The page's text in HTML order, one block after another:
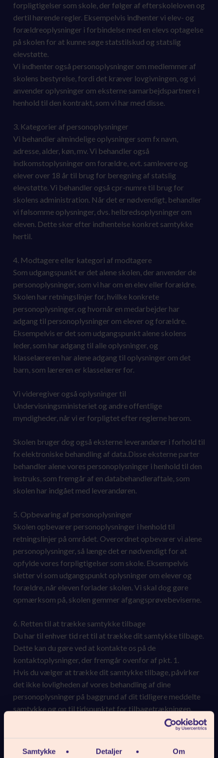
Samtykke Detaljer Om
forpligtigelser som skole, der følger af efterskoleloven og
dertil hørende regler. Eksempelvis indhenter vi elev- og
forældreoplysninger i forbindelse med en elevs optagelse
på skolen for at kunne søge statstilskud og statslig
elevstøtte.
Vi indhenter også personoplysninger om medlemmer af
skolens bestyrelse, fordi det kræver lovgivningen, og vi
anvender oplysninger om eksterne samarbejdspartnere i
henhold til den kontrakt, som vi har med disse.
3. Kategorier af personoplysninger
Vi behandler almindelige oplysninger som fx navn,
adresse, alder, køn, mv. Vi behandler også
indkomstoplysninger om forældre, evt. samlevere og
elever over 18 år til brug for beregning af statslig
elevstøtte. Vi behandler også cpr-numre til brug for
skolens administration. Når det er nødvendigt, behandler
vi følsomme oplysninger, dvs. helbredsoplysninger om
eleven. Dette sker efter indhentelse konkret samtykke
hertil.
4. Modtagere eller kategori af modtagere
Som udgangspunkt er det alene skolen, der anvender de
personoplysninger, som vi har om en elev eller forældre.
Skolen har retningslinjer for, hvilke konkrete
personoplysninger, og hvornår en medarbejder har
adgang til personoplysninger om elever og forældre.
Eksempelvis er det som udgangspunkt alene skolens
leder, som har adgang til alle oplysninger, og
klasselæreren har alene adgang til oplysninger om det
barn, som læreren er klasselærer for.
Vi videregiver også oplysninger til
Undervisningsministeriet og andre offentlige
myndigheder, når vi er forpligtet efter reglerne herom.
Skolen bruger dog også eksterne leverandører i forhold til
fx elektroniske behandling af data.Disse eksterne parter
behandler alene vores personoplysninger i henhold til den
instruks, som fremgår af en databehandleraftale, som
skolen har indgået med leverandøren.
5. Opbevaring af personoplysninger
Skolen opbevarer personoplysninger i henhold til
retningslinjer på området. Overordnet opbevarer vi alene
personoplysninger, så længe det er nødvendigt for at
opfylde vores forpligtigelser som skole. Eksempelvis
sletter vi som udgangspunkt oplysninger om elever og
forældre, når eleven forlader skolen. Vi skal dog gøre
opmærksom på, skolen gemmer afgangsprøvebeviserne.
6. Retten til at trække samtykke tilbage
Du har til enhver tid ret til at trække dit samtykke tilbage.
Dette kan du gøre ved at kontakte os på de
kontaktoplysninger, der fremgår ovenfor af pkt. 1.
Hvis du vælger at trække dit samtykke tilbage, påvirker
det ikke lovligheden af vores behandling af dine
personoplysninger på baggrund af dit tidligere meddelte
samtykke og op til tidspunktet for tilbagetrækningen.
Hvis du tilbagetrækker dit samtykke, har det derfor først